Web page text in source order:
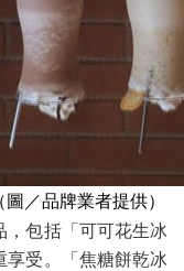
／品牌業者提供）
，包括「可可花生冰
享受。「焦糖餅乾冰